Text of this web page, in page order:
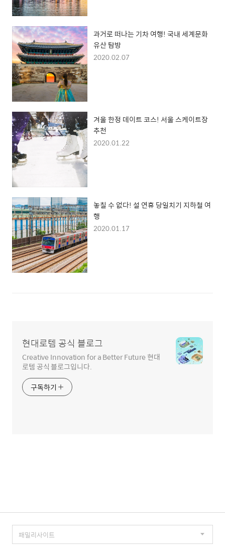
과거로 떠나는 기차 여행! 국내 세계문화
유산 탐방
2020.02.07
겨울 한정 데이트 코스! 서울 스케이트장
추천
2020.01.22
놓칠 수 없다! 설 연휴 당일치기 지하철 여
행
2020.01.17
현대로템 공식 블로그
Creative Innovation for a Better Future 현대
로템 공식 블로그입니다.
구독하기